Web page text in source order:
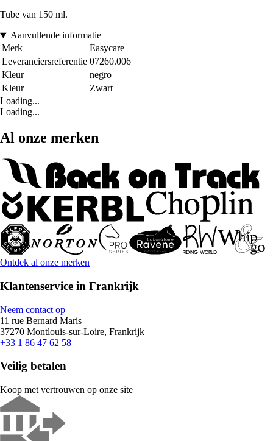
Tube van 150 ml.
Aanvullende informatie
Merk
Easycare
Leveranciersreferentie 07260.006
Kleur
negro
Kleur
Zwart
Loading...
Loading...
Al onze merken
Ontdek al onze merken
Klantenservice in Frankrijk
Neem contact op
11 rue Bernard Maris
37270 Montlouis-sur-Loire, Frankrijk
+33 1 86 47 62 58
Veilig betalen
Koop met vertrouwen op onze site